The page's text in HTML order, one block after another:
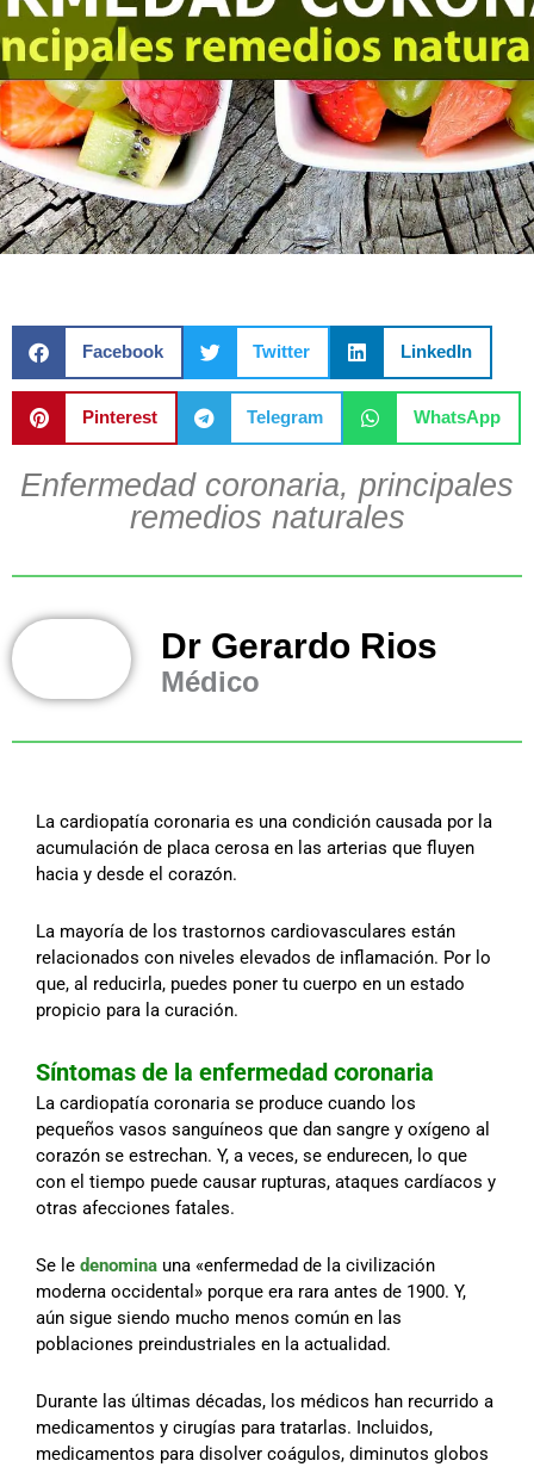
Facebook Twitter LinkedIn
Pinterest Telegram WhatsApp
Enfermedad coronaria, principales
remedios naturales
Dr Gerardo Rios
Médico
La cardiopatía coronaria es una condición causada por la
acumulación de placa cerosa en las arterias que fluyen
hacia y desde el corazón.
La mayoría de los trastornos cardiovasculares están
relacionados con niveles elevados de inflamación. Por lo
que, al reducirla, puedes poner tu cuerpo en un estado
propicio para la curación.
Síntomas de la enfermedad coronaria
La cardiopatía coronaria se produce cuando los
pequeños vasos sanguíneos que dan sangre y oxígeno al
corazón se estrechan. Y, a veces, se endurecen, lo que
con el tiempo puede causar rupturas, ataques cardíacos y
otras afecciones fatales.
Se le denomina una «enfermedad de la civilización
moderna occidental» porque era rara antes de 1900. Y,
aún sigue siendo mucho menos común en las
poblaciones preindustriales en la actualidad.
Durante las últimas décadas, los médicos han recurrido a
medicamentos y cirugías para tratarlas. Incluidos,
medicamentos para disolver coágulos, diminutos globos